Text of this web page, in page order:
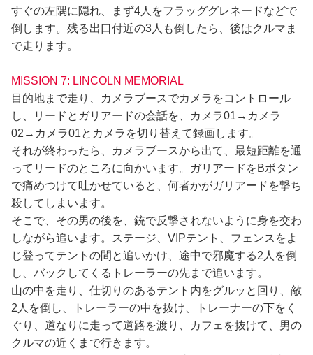
すぐの左隅に隠れ、まず4人をフラッググレネードなどで
倒します。残る出口付近の3人も倒したら、後はクルマま
で走ります。
MISSION 7: LINCOLN MEMORIAL
目的地まで走り、カメラブースでカメラをコントロール
し、リードとガリアードの会話を、カメラ01→カメラ
02→カメラ01とカメラを切り替えて録画します。
それが終わったら、カメラブースから出て、最短距離を通
ってリードのところに向かいます。ガリアードをBボタン
で痛めつけて吐かせていると、何者かがガリアードを撃ち
殺してしまいます。
そこで、その男の後を、銃で反撃されないように身を交わ
しながら追います。ステージ、VIPテント、フェンスをよ
じ登ってテントの間と追いかけ、途中で邪魔する2人を倒
し、バックしてくるトレーラーの先まで追います。
山の中を走り、仕切りのあるテント内をグルッと回り、敵
2人を倒し、トレーラーの中を抜け、トレーナーの下をく
ぐり、道なりに走って道路を渡り、カフェを抜けて、男の
クルマの近くまで行きます。